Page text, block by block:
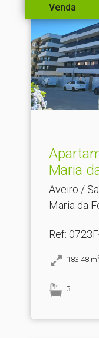
Venda
Maria
Aveiro /
Maria da
Ref:
183.48 m
3